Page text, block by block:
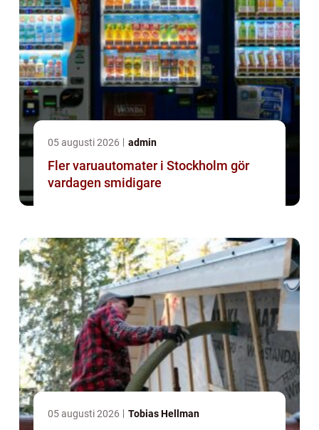
05 augusti 2026 admin
Fler varuautomater i Stockholm gör
vardagen smidigare
05 augusti 2026 Tobias Hellman